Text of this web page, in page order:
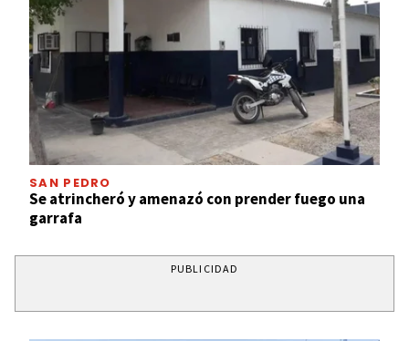
SAN PEDRO
Se atrincheró y amenazó con prender fuego una
garrafa
PUBLICIDAD